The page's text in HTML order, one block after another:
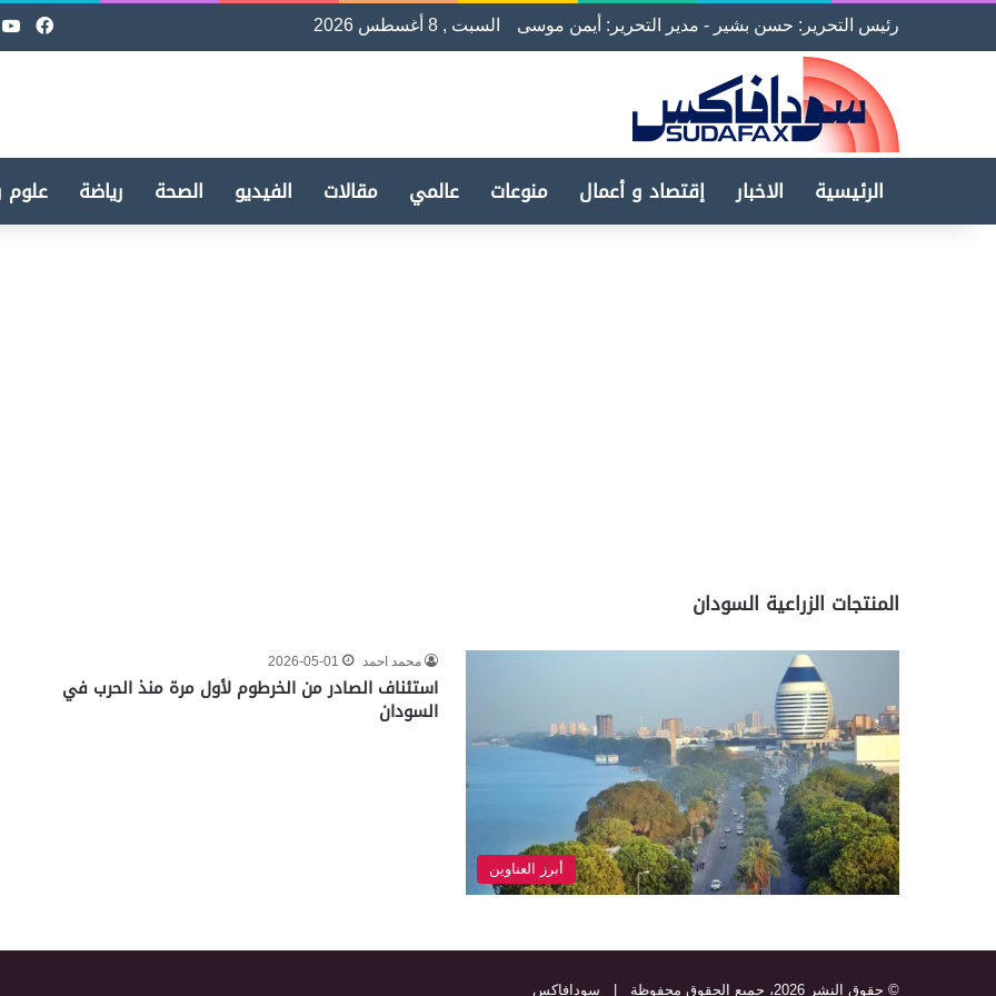
رئيس التحرير: حسن بشير - مدير التحرير: أيمن موسى السبت , 8 أغسطس 2026
الرئيسية الاخبار إقتصاد و أعمال منوعات عالمي مقالات الفيديو الصحة رياضة علوم
المنتجات الزراعية السودان
أبرز العناوين
محمد احمد 2026-05-01
استئناف الصادر من الخرطوم لأول مرة منذ الحرب في
السودان
© حقوق النشر 2026، جميع الحقوق محفوظة | سودافاكس